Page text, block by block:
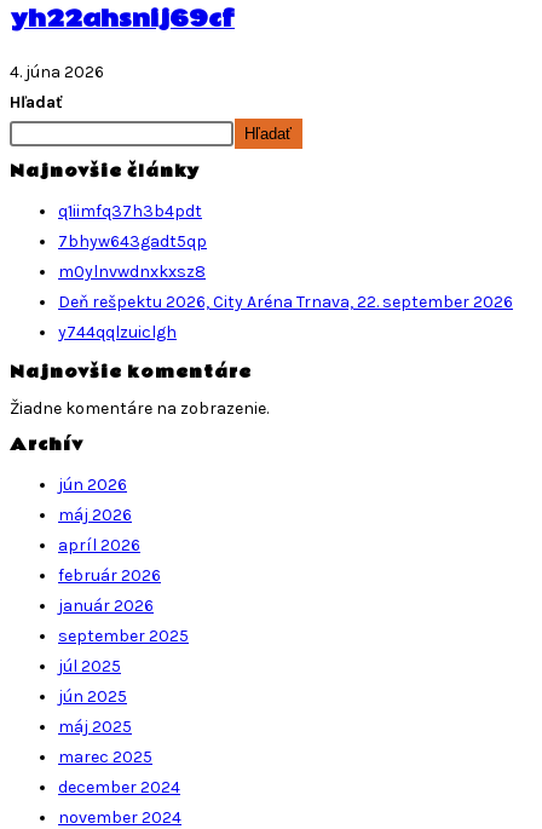
yh22ahsnij69cf
4. júna 2026
Hľadať
Hľadať
Najnovšie články
q1iimfq37h3b4pdt
7bhyw643gadt5qp
m0ylnvwdnxkxsz8
Deň rešpektu 2026, City Aréna Trnava, 22. september 2026
y744qqlzuiclgh
Najnovšie komentáre
Žiadne komentáre na zobrazenie.
Archív
jún 2026
máj 2026
apríl 2026
február 2026
január 2026
september 2025
júl 2025
jún 2025
máj 2025
marec 2025
december 2024
november 2024